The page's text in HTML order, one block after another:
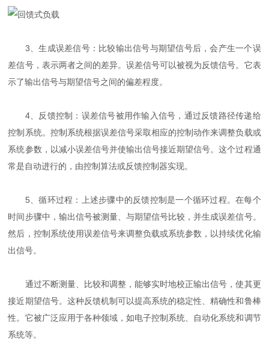
3、生成误差信号：比较输出信号与期望信号后，会产生一个误
差信号，表示两者之间的差异。误差信号可以被视为反馈信号。它表
示了输出信号与期望信号之间的偏差程度。
4、反馈控制：误差信号被用作输入信号，通过反馈路径传递给
控制系统。控制系统根据误差信号采取相应的控制动作来调整负载或
系统参数，以减小误差信号并使输出信号接近期望信号。这个过程通
常是自动进行的，由控制算法或反馈控制器实现。
5、循环过程：上述步骤中的反馈控制是一个循环过程。在每个
时间步骤中，输出信号被测量、与期望信号比较，并生成误差信号。
然后，控制系统使用误差信号来调整负载或系统参数，以持续优化输
出信号。
通过不断测量、比较和调整，能够实时地校正输出信号，使其更
接近期望信号。这种反馈机制可以提高系统的稳定性、精确性和鲁棒
性。它被广泛应用于各种领域，如电子控制系统、自动化系统和调节
系统等。